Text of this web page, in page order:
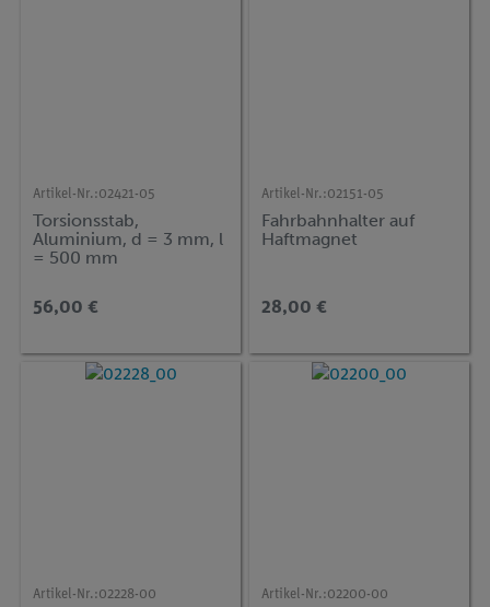
Artikel-Nr.:02421-05
Torsionsstab,
Aluminium, d = 3 mm, l
= 500 mm
56,00 €
Artikel-Nr.:02151-05
Fahrbahnhalter auf
Haftmagnet
28,00 €
Artikel-Nr.:02228-00 Artikel-Nr.:02200-00